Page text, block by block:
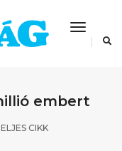
Toggle
embert
CIKK